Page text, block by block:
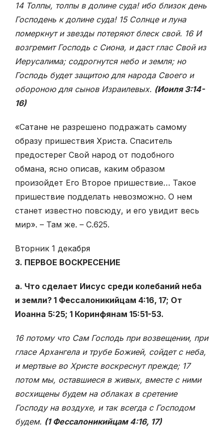
14 Толпы, толпы в долине суда! ибо близок день
Господень к долине суда! 15 Солнце и луна
померкнут и звезды потеряют блеск свой. 16 И
возгремит Господь с Сиона, и даст глас Свой из
Иерусалима; содрогнутся небо и земля; но
Господь будет защитою для народа Своего и
обороною для сынов Израилевых. (Иоиля 3:14-
16)
«Сатане не разрешено подражать самому
образу пришествия Христа. Спаситель
предостерег Свой народ от подобного
обмана, ясно описав, каким образом
произойдет Его Второе пришествие… Такое
пришествие подделать невозможно. О нем
станет известно повсюду, и его увидит весь
мир». – Там же. – С.625.
Вторник 1 декабря
3. ПЕРВОЕ ВОСКРЕСЕНИЕ
а. Что сделает Иисус среди колебаний неба
и земли? 1 Фессалоникийцам 4:16, 17; От
Иоанна 5:25; 1 Коринфянам 15:51-53.
16 потому что Сам Господь при возвещении, при
гласе Архангела и трубе Божией, сойдет с неба,
и мертвые во Христе воскреснут прежде; 17
потом мы, оставшиеся в живых, вместе с ними
восхищены будем на облаках в сретение
Господу на воздухе, и так всегда с Господом
будем. (1 Фессалоникийцам 4:16, 17)